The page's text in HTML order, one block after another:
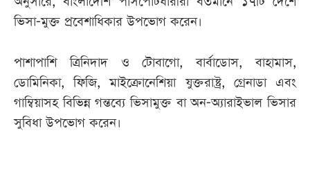
ভিসা-মুক্ত প্রবেশাধিকার উপভোগ করেন।
পাশাপাশি ত্রিনিদাদ ও টোবাগো, বার্বাডোস, বাহামাস,
ডোমিনিকা, ফিজি, মাইক্রোনেশিয়া যুক্তরাষ্ট্র, গ্রেনাডা এবং
গাম্বিয়াসহ বিভিন্ন গন্তব্যে ভিসামুক্ত বা অন-অ্যারাইভাল ভিসার
সুবিধা উপভোগ করেন।